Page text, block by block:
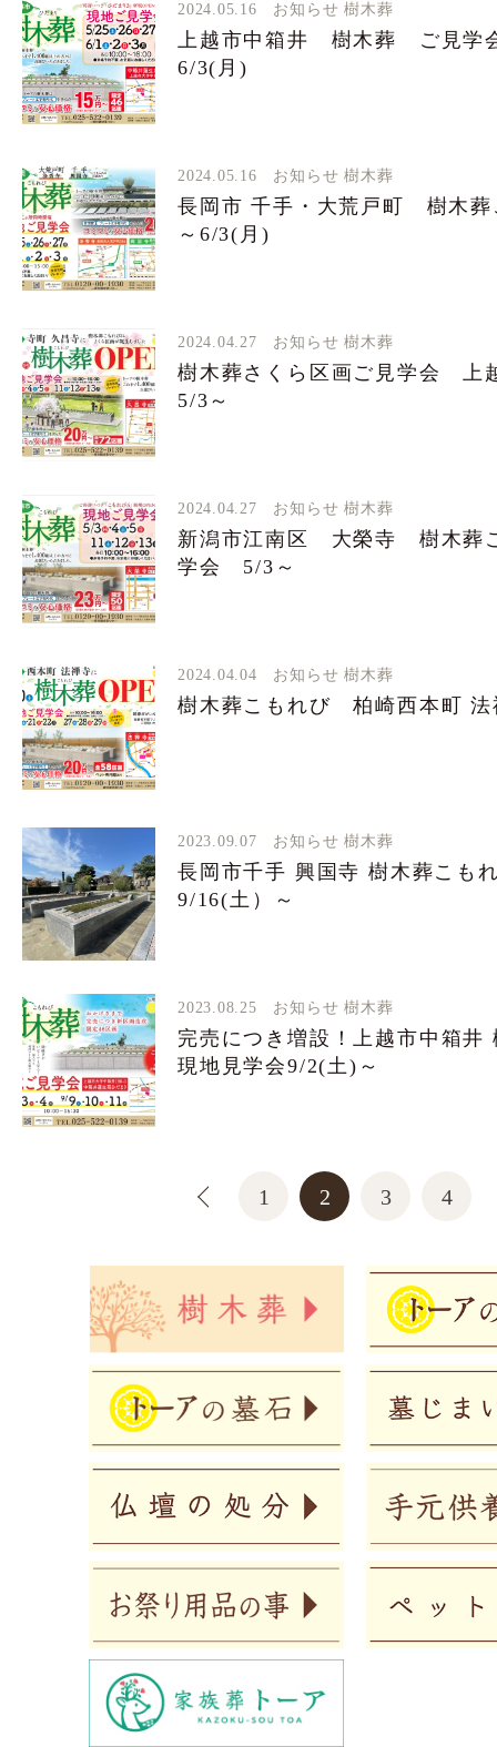
2024.05.16 お知らせ 樹木葬
上越市中箱井 樹木葬 ご見学
6/3(月)
2024.05.16 お知らせ 樹木葬
長岡市 千手・大荒戸町 樹木
～6/3(月)
2024.04.27 お知らせ 樹木葬
樹木葬さくら区画ご見学会
5/3～
2024.04.27 お知らせ 樹木葬
新潟市江南区 大榮寺 樹木葬
学会 5/3～
2024.04.04 お知らせ 樹木葬
樹木葬こもれび 柏崎西本町 法
2023.09.07 お知らせ 樹木葬
長岡市千手 興国寺 樹木葬こ
9/16(土）～
2023.08.25 お知らせ 樹木葬
完売につき増設！上越市中箱
現地見学会9/2(土)～
1 2 3 4